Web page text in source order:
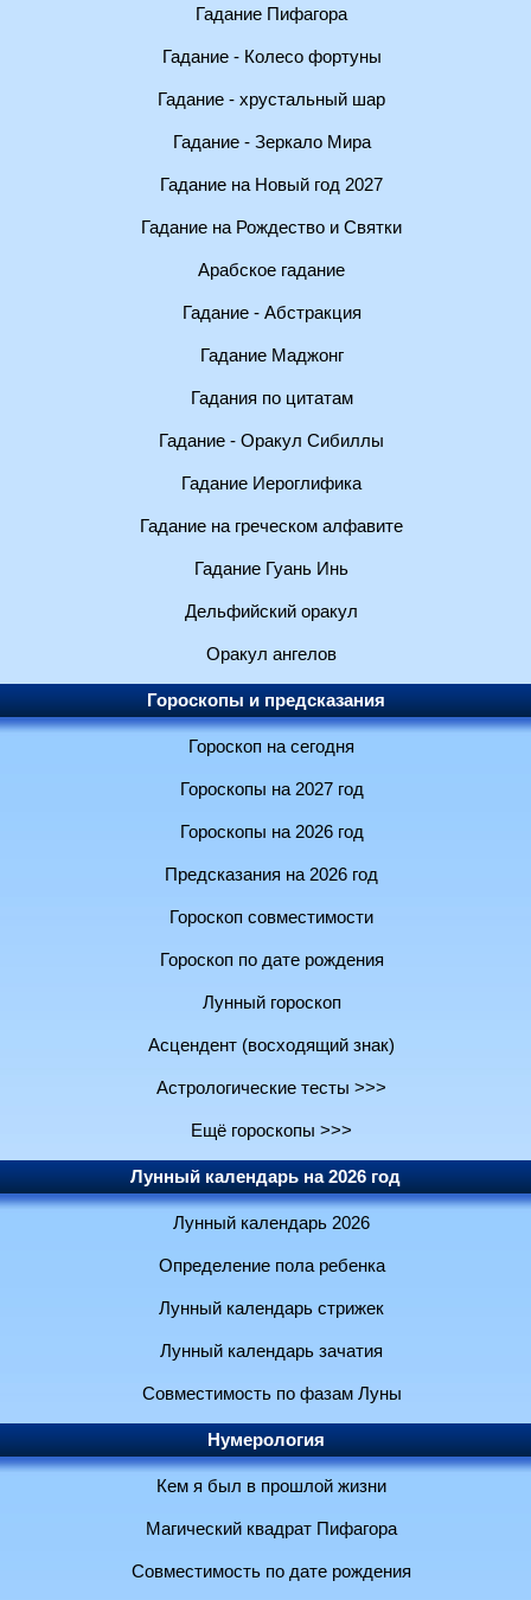
Гадание Пифагора
Гадание - Колесо фортуны
Гадание - хрустальный шар
Гадание - Зеркало Мира
Гадание на Новый год 2027
Гадание на Рождество и Святки
Арабское гадание
Гадание - Абстракция
Гадание Маджонг
Гадания по цитатам
Гадание - Оракул Сибиллы
Гадание Иероглифика
Гадание на греческом алфавите
Гадание Гуань Инь
Дельфийский оракул
Оракул ангелов
Гороскопы и предсказания
Гороскоп на сегодня
Гороскопы на 2027 год
Гороскопы на 2026 год
Предсказания на 2026 год
Гороскоп совместимости
Гороскоп по дате рождения
Лунный гороскоп
Асцендент (восходящий знак)
Астрологические тесты >>>
Ещё гороскопы >>>
Лунный календарь на 2026 год
Лунный календарь 2026
Определение пола ребенка
Лунный календарь стрижек
Лунный календарь зачатия
Совместимость по фазам Луны
Нумерология
Кем я был в прошлой жизни
Магический квадрат Пифагора
Совместимость по дате рождения